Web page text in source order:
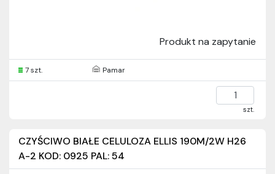
Produkt na zapytanie
7 szt. Pamar
szt.
CZYŚCIWO BIAŁE CELULOZA ELLIS 190M/2W H26
A-2 KOD: 0925 PAL: 54